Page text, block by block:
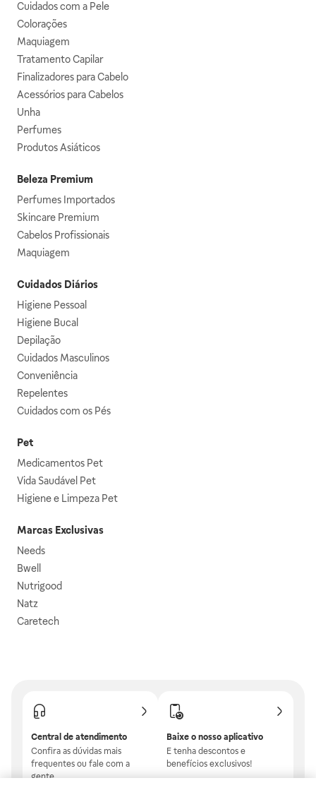
Cuidados com a Pele
Colorações
Maquiagem
Tratamento Capilar
Finalizadores para Cabelo
Acessórios para Cabelos
Unha
Perfumes
Produtos Asiáticos
Beleza Premium
Perfumes Importados
Skincare Premium
Cabelos Profissionais
Maquiagem
Cuidados Diários
Higiene Pessoal
Higiene Bucal
Depilação
Cuidados Masculinos
Conveniência
Repelentes
Cuidados com os Pés
Pet
Medicamentos Pet
Vida Saudável Pet
Higiene e Limpeza Pet
Marcas Exclusivas
Needs
Bwell
Nutrigood
Natz
Caretech
Central de atendimento
Confira as dúvidas mais
frequentes ou fale com a
gente.
Baixe o nosso aplicativo
E tenha descontos e
benefícios exclusivos!